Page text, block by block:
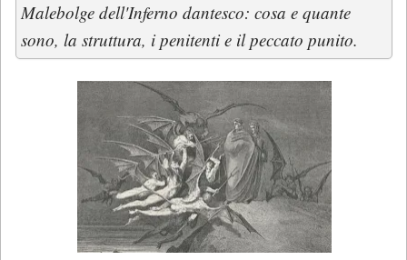
Malebolge dell'Inferno dantesco: cosa e quante
sono, la struttura, i penitenti e il peccato punito.